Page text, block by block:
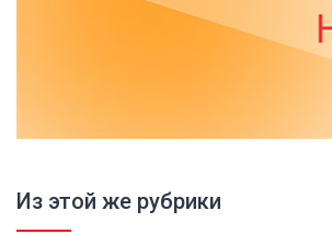
Из этой же рубрики